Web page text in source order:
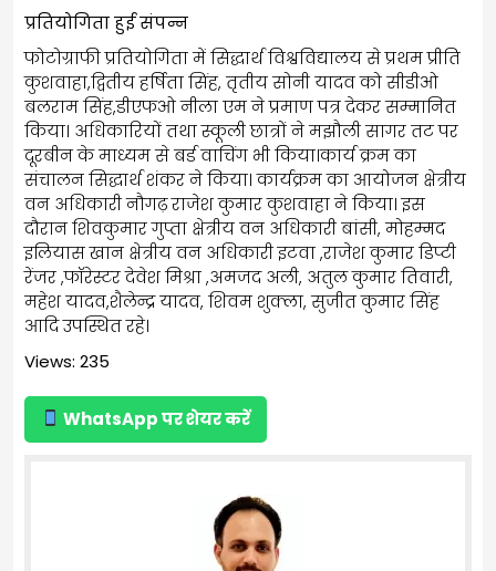
प्रतियोगिता हुई संपन्न
फोटोग्राफी प्रतियोगिता में सिद्धार्थ विश्वविद्यालय से प्रथम प्रीति
कुशवाहा,द्वितीय हर्षिता सिंह, तृतीय सोनी यादव को सीडीओ
बलराम सिंह,डीएफओ नीला एम ने प्रमाण पत्र देकर सम्मानित
किया। अधिकारियों तथा स्कूली छात्रों ने मझौली सागर तट पर
दूरबीन के माध्यम से बर्ड वाचिंग भी किया।कार्य क्रम का
संचालन सिद्धार्थ शंकर ने किया। कार्यक्रम का आयोजन क्षेत्रीय
वन अधिकारी नौगढ़ राजेश कुमार कुशवाहा ने किया। इस
दौरान शिवकुमार गुप्ता क्षेत्रीय वन अधिकारी बांसी, मोहम्मद
इलियास खान क्षेत्रीय वन अधिकारी इटवा ,राजेश कुमार डिप्टी
रेंजर ,फॉरेस्टर देवेश मिश्रा ,अमजद अली, अतुल कुमार तिवारी,
महेश यादव,शैलेन्द्र यादव, शिवम शुक्ला, सुजीत कुमार सिंह
आदि उपस्थित रहे।
Views: 235
WhatsApp पर शेयर करें